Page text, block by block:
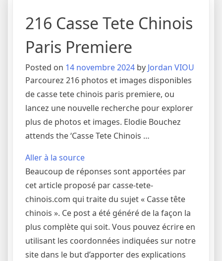
216 Casse Tete Chinois
Paris Premiere
Posted on 14 novembre 2024 by Jordan VIOU
Parcourez 216 photos et images disponibles
de casse tete chinois paris premiere, ou
lancez une nouvelle recherche pour explorer
plus de photos et images. Elodie Bouchez
attends the ‘Casse Tete Chinois …
Aller à la source
Beaucoup de réponses sont apportées par
cet article proposé par casse-tete-
chinois.com qui traite du sujet « Casse tête
chinois ». Ce post a été généré de la façon la
plus complète qui soit. Vous pouvez écrire en
utilisant les coordonnées indiquées sur notre
site dans le but d’apporter des explications